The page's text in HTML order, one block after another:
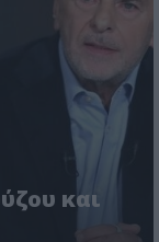
και